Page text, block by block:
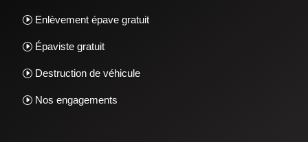
Enlèvement épave gratuit
Épaviste gratuit
Destruction de véhicule
Nos engagements